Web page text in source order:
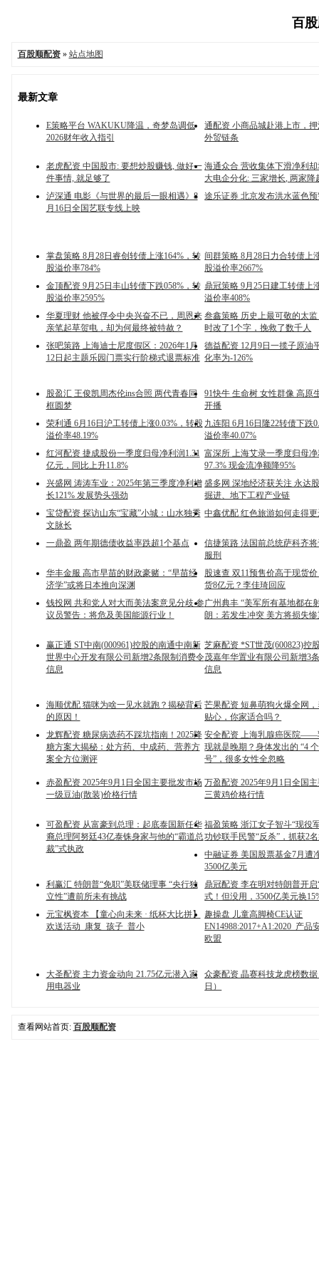
百
百股顺配资» 站点地图
最新文章
E策略平台 WAKUKU降温，奇梦岛调低
2026财年收入指引
通配资 小商品城赴港上市，
外贸链条
老虎配资 中国股市: 要想炒股赚钱, 做好一
件事情, 就足够了
海通众合 营收集体下滑净利却
大电企分化: 三家增长, 两家降
泸深通 电影《与世界的最后一眼相遇》8
月16日全国艺联专线上映
途乐证券 北京发布洪水蓝色
掌盘策略 8月28日睿创转债上涨164%，转
股溢价率784%
间群策略 8月28日力合转债上
股溢价率2667%
金顶配资 9月25日丰山转债下跌058%，转
股溢价率2595%
鼎冠策略 9月25日建工转债上
溢价率408%
华夏理财 他被俘令中央兴奋不已，周恩来
亲笔起草贺电，却为何最终被特赦？
叁鑫策略 历史上最可敬的太
时改了1个字，挽救了数千人
张吧策路 上海迪士尼度假区：2026年1月
12日起主题乐园门票实行阶梯式退票标准
德益配资 12月9日一揽子原油
化率为-126%
股盈汇 王俊凯周杰伦ins合照 两代青春同
框圆梦
91快牛 生命树 女性群像 高原
开播
荣利通 6月16日沪工转债上涨0.03%，转股
溢价率48.19%
九连阳 6月16日隆22转债下跌
溢价率40.07%
红河配资 捷成股份一季度归母净利润1.31
亿元，同比上升11.8%
富深所 上海艾录一季度归母
97.3% 现金流净额降95%
兴盛网 涛涛车业：2025年第三季度净利增
长121% 发展势头强劲
盛多网 深地经济获关注 永达
掘进、地下工程产业链
宝贷配资 探访山东“宝藏”小城：山水独秀
文脉长
中鑫优配 红色旅游如何走得
一鼎盈 两年期德债收益率跌超1个基点
信捷策路 法国前总统萨科齐
服刑
华丰金服 高市早苗的财政豪赌：“早苗经
济学”或将日本推向深渊
股速查 双11预售价高于现货
货8亿元？李佳琦回应
钱投网 共和党人对大而美法案意见分歧 参
议员警告：将危及美国能源行业！
广州典丰 “美军所有基地都在
朗：若发生冲突 美方将损失
赢正通 ST中南(000961)控股的南通中南新
世界中心开发有限公司新增2条限制消费令
信息
芝麻配资 *ST世茂(600823)控
茂嘉年华置业有限公司新增3
信息
海顺优配 猫咪为啥一见水就跑？揭秘背后
的原因！
芒果配资 短鼻萌狗火爆全网
贴心，你家适合吗？
龙辉配资 糖尿病选药不踩坑指南！2025降
糖方案大揭秘：处方药、中成药、营养方
案全方位测评
安全配资 上海乳腺癌医院——
现就是晚期？身体发出的 “4
号”，很多女性全忽略
赤盈配资 2025年9月1日全国主要批发市场
一级豆油(散装)价格行情
万盈配资 2025年9月1日全国
三黄鸡价格行情
可盈配资 从富豪到总理：起底泰国新任华
裔总理阿努廷43亿泰铢身家与他的“霸道总
裁”式执政
福盈策略 浙江女子智斗“现役
功钞联手民警“反杀”，抓获2
中融证券 美国股票基金7月遭
3500亿美元
利赢汇 特朗普“免职”美联储理事 “央行独
立性”遭前所未有挑战
鼎冠配资 李在明对特朗普开启
式！但没用，3500亿美元换
元宝枫资本 【童心向未来 · 纸杯大比拼】
欢送活动_康复_孩子_普小
趣操盘 儿童高脚椅CE认证
EN14988:2017+A1:2020_产品
欧盟
大圣配资 主力资金动向 21.75亿元潜入家
用电器业
众豪配资 晶赛科技龙虎榜数据
日）
查看网站首页: 百股顺配资